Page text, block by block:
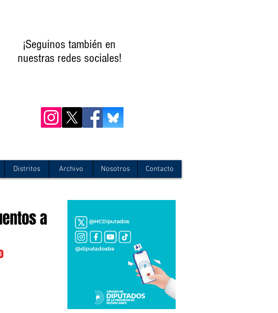
¡Seguinos también en
nuestras redes sociales!
Distritos Archivo Nosotros Contacto
a